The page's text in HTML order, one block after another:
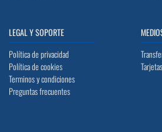
LEGAL Y SOPORTE
Política de privacidad
Política de cookies
Terminos y condiciones
Preguntas frecuentes